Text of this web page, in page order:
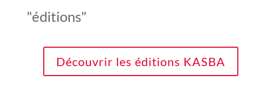
"éditions"
Découvrir les éditions KASBA